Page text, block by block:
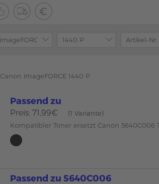
Canon imageFORCE 1440 P
Passend zu
Preis: 71,99€
(1 Variante)
Kompatibler Toner ersetzt Canon 5640C006
Passend zu 5640C006